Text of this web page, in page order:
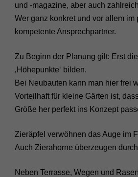
und -magazine, aber auch
Wer ganz konkret und vor allem
kompetente Ansprechpartner.
Zu Beginn der Planung gilt: Erst
‚Höhepunkte‘ bilden.
Bei Neubauten kann man hier frei
Vorteilhaft für kleine Gärten ist,
Größe her perfekt ins Konzept
Zieräpfel verwöhnen das Auge im
Auch Zierahorne überzeugen
Neben Terrasse, Wegen und